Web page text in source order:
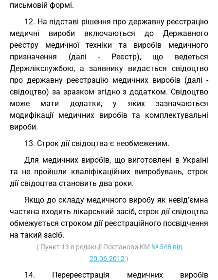
письмовій формі.
12. На підставі рішення про державну реєстрацію
медичні вироби включаються до Державного
реєстру медичної техніки та виробів медичного
призначення (далі - Реєстр), що ведеться
Держлікслужбою, а заявнику видається свідоцтво
про державну реєстрацію медичних виробів (далі -
свідоцтво) за зразком згідно з додатком. Свідоцтво
може мати додатки, у яких зазначаються
модифікації медичних виробів та комплектувальні
вироби.
13. Строк дії свідоцтва є необмеженим.
Для медичних виробів, що виготовлені в Україні
та не пройшли кваліфікаційних випробувань, строк
дії свідоцтва становить два роки.
Якщо до складу медичного виробу як невід’ємна
частина входить лікарський засіб, строк дії свідоцтва
обмежується строком дії реєстраційного посвідчення
на такий засіб.
( Пункт 13 в редакції Постанови КМ № 548 від
20.06.2012 )
14. Перереєстрація медичних виробів